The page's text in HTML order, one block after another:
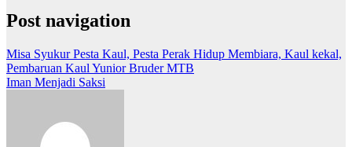
Post navigation
Misa Syukur Pesta Kaul, Pesta Perak Hidup Membiara, Kaul kekal,
Pembaruan Kaul Yunior Bruder MTB
Iman Menjadi Saksi